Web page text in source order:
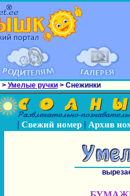
> Умелые ручки> Снежинки
| Свежий номер| Архив